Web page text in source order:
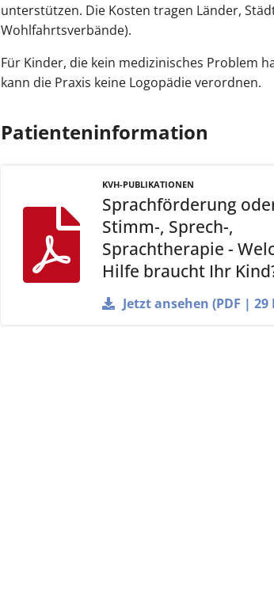
unterstützen. Die Kosten tragen Länder,
Wohlfahrtsverbände).
Für Kinder, die kein medizinisches Problem
kann die Praxis keine Logopädie verordnen.
Patienteninformation
KVH-PUBLIKATIONEN
Sprachförderung
Stimm-, Sprech-,
Sprachtherapie -
Hilfe braucht Ihr
Jetzt ansehen (PDF | 29